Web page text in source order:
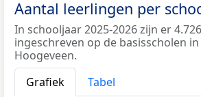
Aantal leerlingen per
In schooljaar 2025-2026 zijn er
ingeschreven op de basisscholen
Hoogeveen.
Grafiek
Tabel